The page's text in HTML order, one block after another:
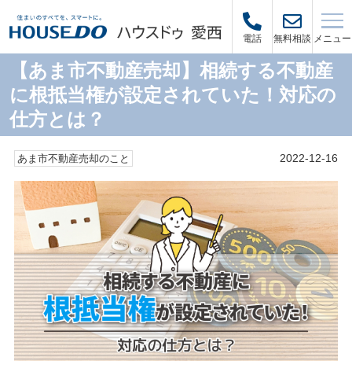
電話 無料相談 メニュー
【あま市不動産売却】相続する不動産
に根抵当権が設定されていた！対応の
仕方とは？
あま市不動産売却のこと 2022-12-16